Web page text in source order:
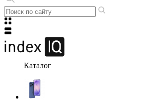
Каталог